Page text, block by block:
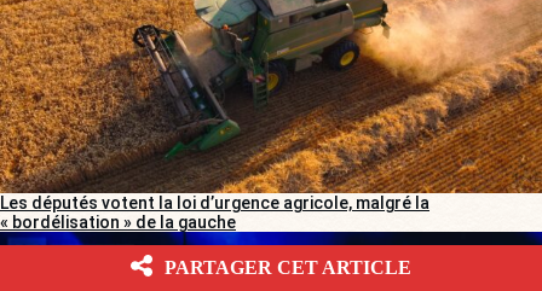
Les députés votent la loi d’urgence agricole, malgré la
« bordélisation » de la gauche
PARTAGER CET ARTICLE